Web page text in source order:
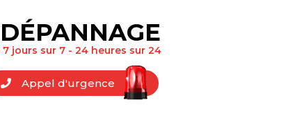
DÉPANNAGE
jours sur 7 - 24 heures sur 24
Appel d'urgence